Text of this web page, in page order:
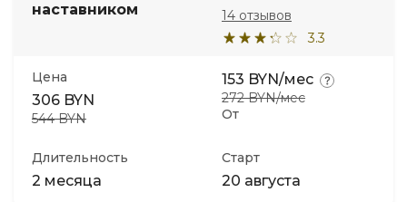
наставником
3.3
14 отзывов
Цена
306 BYN
544 BYN От
153 BYN/мес
272 BYN/мес
Длительность
2 месяца
Старт
20 августа